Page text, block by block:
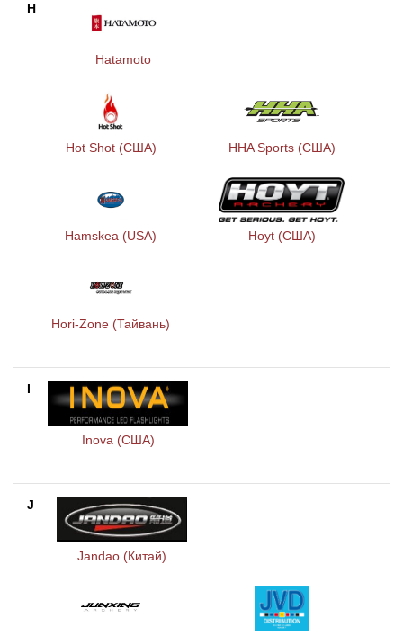
H
Hatamoto
Hot Shot (США) HHA Sports (США)
Hamskea (USA) Hoyt (США)
Hori-Zone (Тайвань)
I
Inova (США)
J
Jandao (Китай)